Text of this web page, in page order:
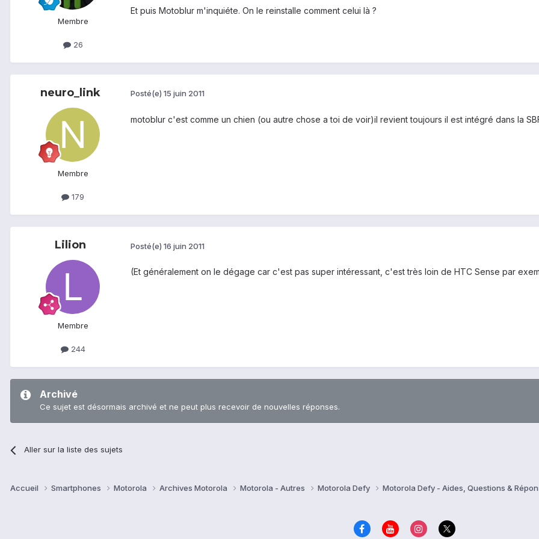
Membre
26
Et puis Motoblur m'inquiéte. On le reinstalle comment celui là ?
neuro_link
Membre
179
Posté(e) 15 juin 2011
motoblur c'est comme un chien (ou autre chose a toi de voir)il revient toujours il est intégré dans la
Lilion
Membre
244
Posté(e) 16 juin 2011
(Et généralement on le dégage car c'est pas super intéressant, c'est très loin de HTC Sense par
Archivé
Ce sujet est désormais archivé et ne peut plus recevoir de nouvelles réponses.
Aller sur la liste des sujets
Accueil Smartphones Motorola Archives Motorola Motorola - Autres Motorola Defy Motorola Defy - Aides, Questions &